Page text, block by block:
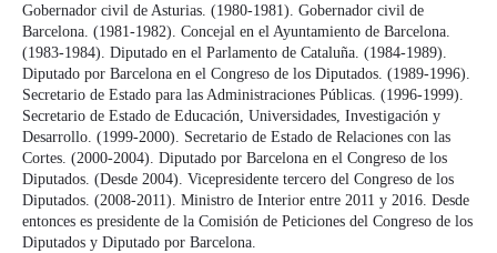
Gobernador civil de Asturias. (1980-1981). Gobernador civil de
Barcelona. (1981-1982). Concejal en el Ayuntamiento de Barcelona.
(1983-1984). Diputado en el Parlamento de Cataluña. (1984-1989).
Diputado por Barcelona en el Congreso de los Diputados. (1989-1996).
Secretario de Estado para las Administraciones Públicas. (1996-1999).
Secretario de Estado de Educación, Universidades, Investigación y
Desarrollo. (1999-2000). Secretario de Estado de Relaciones con las
Cortes. (2000-2004). Diputado por Barcelona en el Congreso de los
Diputados. (Desde 2004). Vicepresidente tercero del Congreso de los
Diputados. (2008-2011). Ministro de Interior entre 2011 y 2016. Desde
entonces es presidente de la Comisión de Peticiones del Congreso de los
Diputados y Diputado por Barcelona.